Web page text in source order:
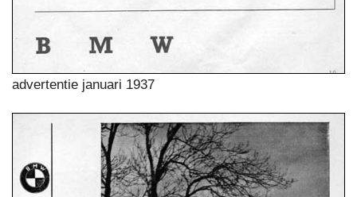
advertentie januari 1937